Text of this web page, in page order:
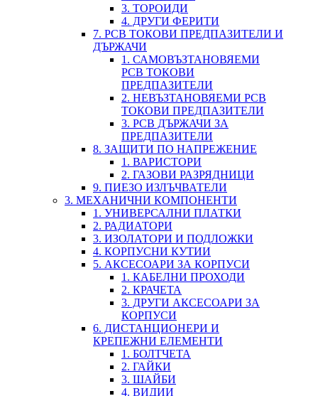
3. ТОРОИДИ
4. ДРУГИ ФЕРИТИ
7. PCB ТОКОВИ ПРЕДПАЗИТЕЛИ И
ДЪРЖАЧИ
1. САМОВЪЗТАНОВЯЕМИ
PCB ТОКОВИ
ПРЕДПАЗИТЕЛИ
2. НЕВЪЗТАНОВЯЕМИ PCB
ТОКОВИ ПРЕДПАЗИТЕЛИ
3. PCB ДЪРЖАЧИ ЗА
ПРЕДПАЗИТЕЛИ
8. ЗАЩИТИ ПО НАПРЕЖЕНИЕ
1. ВАРИСТОРИ
2. ГАЗОВИ РАЗРЯДНИЦИ
9. ПИЕЗО ИЗЛЪЧВАТЕЛИ
3. МЕХАНИЧНИ КОМПОНЕНТИ
1. УНИВЕРСАЛНИ ПЛАТКИ
2. РАДИАТОРИ
3. ИЗОЛАТОРИ И ПОДЛОЖКИ
4. КОРПУСНИ КУТИИ
5. АКСЕСОАРИ ЗА КОРПУСИ
1. КАБЕЛНИ ПРОХОДИ
2. КРАЧЕТА
3. ДРУГИ АКСЕСОАРИ ЗА
КОРПУСИ
6. ДИСТАНЦИОНЕРИ И
КРЕПЕЖНИ ЕЛЕМЕНТИ
1. БОЛТЧЕТА
2. ГАЙКИ
3. ШАЙБИ
4. ВИДИИ